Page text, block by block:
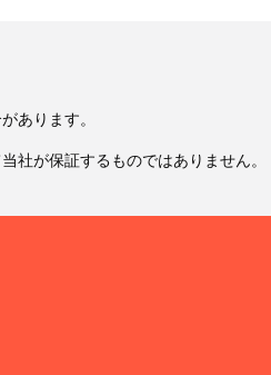
あります。
社が保証するものではありません。